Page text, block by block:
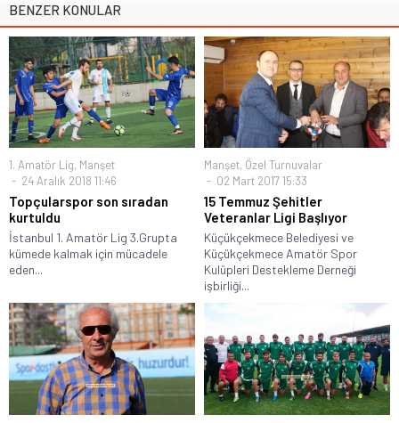
BENZER KONULAR
1. Amatör Lig, Manşet
24 Aralık 2018 11:46
Topçularspor son sıradan
kurtuldu
İstanbul 1. Amatör Lig 3.Grupta
kümede kalmak için mücadele
eden...
Manşet, Özel Turnuvalar
02 Mart 2017 15:33
15 Temmuz Şehitler
Veteranlar Ligi Başlıyor
Küçükçekmece Belediyesi ve
Küçükçekmece Amatör Spor
Kulüpleri Destekleme Derneği
işbirliği...